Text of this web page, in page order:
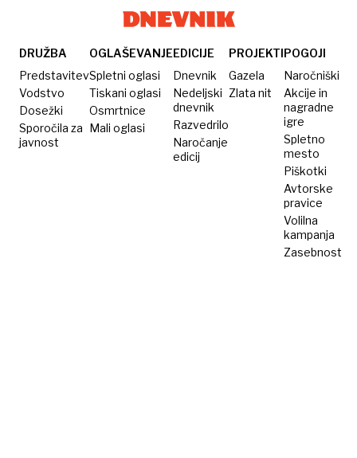
DRUŽBA
Predstavitev
Vodstvo
Dosežki
Sporočila za
javnost
OGLAŠEVANJE
Spletni oglasi
Tiskani oglasi
Osmrtnice
Mali oglasi
EDICIJE
Dnevnik
Nedeljski
dnevnik
Razvedrilo
Naročanje
edicij
PROJEKTI
Gazela
Zlata nit
POGOJI
Naročniški
Akcije in
nagradne
igre
Spletno
mesto
Piškotki
Avtorske
pravice
Volilna
kampanja
Zasebnost